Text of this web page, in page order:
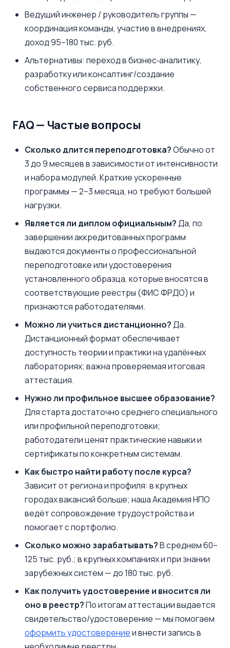
Ведущий инженер / руководитель группы —
координация команды, участие в внедрениях,
доход 95–180 тыс. руб.
Альтернативы: переход в бизнес‑аналитику,
разработку или консалтинг/создание
собственного сервиса поддержки.
FAQ — Частые вопросы
Сколько длится переподготовка?Обычно от
3 до 9 месяцев в зависимости от интенсивности
и набора модулей. Краткие ускоренные
программы — 2–3 месяца, но требуют большей
нагрузки.
Является ли диплом официальным?Да, по
завершении аккредитованных программ
выдаются документы о профессиональной
переподготовке или удостоверения
установленного образца, которые вносятся в
соответствующие реестры (ФИС ФРДО) и
признаются работодателями.
Можно ли учиться дистанционно?Да.
Дистанционный формат обеспечивает
доступность теории и практики на удалённых
лабораториях; важна проверяемая итоговая
аттестация.
Нужно ли профильное высшее образование?
Для старта достаточно среднего специального
или профильной переподготовки;
работодатели ценят практические навыки и
сертификаты по конкретным системам.
Как быстро найти работу после курса?
Зависит от региона и профиля: в крупных
городах вакансий больше; наша Академия НПО
ведёт сопровождение трудоустройства и
помогает с портфолио.
Сколько можно зарабатывать?В среднем 60–
125 тыс. руб.; в крупных компаниях и при знании
зарубежных систем — до 180 тыс. руб.
Как получить удостоверение и вносится ли
оно в реестр?По итогам аттестации выдается
свидетельство/удостоверение — мы помогаем
оформить удостоверениеи внести запись в